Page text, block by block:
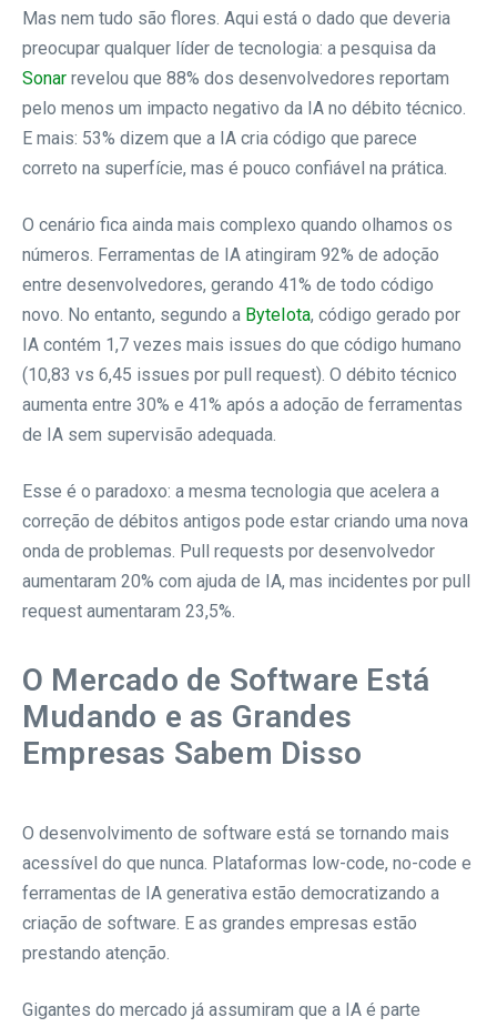
Mas nem tudo são flores. Aqui está o dado que deveria
preocupar qualquer líder de tecnologia: a pesquisa da
Sonar revelou que 88% dos desenvolvedores reportam
pelo menos um impacto negativo da IA no débito técnico.
E mais: 53% dizem que a IA cria código que parece
correto na superfície, mas é pouco confiável na prática.
O cenário fica ainda mais complexo quando olhamos os
números. Ferramentas de IA atingiram 92% de adoção
entre desenvolvedores, gerando 41% de todo código
novo. No entanto, segundo a ByteIota, código gerado por
IA contém 1,7 vezes mais issues do que código humano
(10,83 vs 6,45 issues por pull request). O débito técnico
aumenta entre 30% e 41% após a adoção de ferramentas
de IA sem supervisão adequada.
Esse é o paradoxo: a mesma tecnologia que acelera a
correção de débitos antigos pode estar criando uma nova
onda de problemas. Pull requests por desenvolvedor
aumentaram 20% com ajuda de IA, mas incidentes por pull
request aumentaram 23,5%.
O Mercado de Software Está
Mudando e as Grandes
Empresas Sabem Disso
O desenvolvimento de software está se tornando mais
acessível do que nunca. Plataformas low-code, no-code e
ferramentas de IA generativa estão democratizando a
criação de software. E as grandes empresas estão
prestando atenção.
Gigantes do mercado já assumiram que a IA é parte